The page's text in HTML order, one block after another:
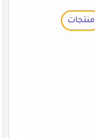
منتجات